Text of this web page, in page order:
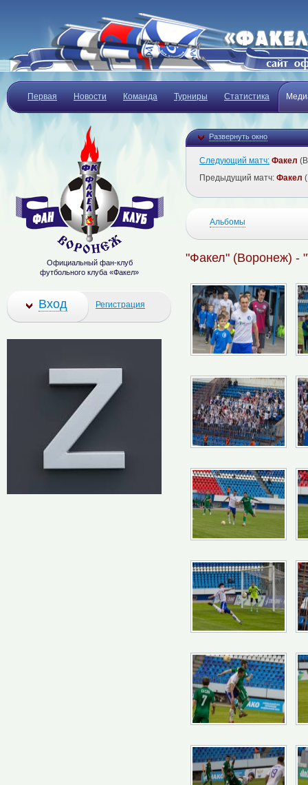
Первая Новости Команда Турниры Статистика
Развернуть окно
Следующий матч: Факел
Предыдущий матч: Факел
Альбомы
"Факел" (Воронеж) -
Официальный фан-клуб
футбольного клуба «Факел»
Вход Регистрация